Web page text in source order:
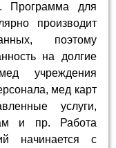
Программа для
производит
поэтому
на долгие
учреждения
мед карт
услуги,
и пр. Работа
начинается с